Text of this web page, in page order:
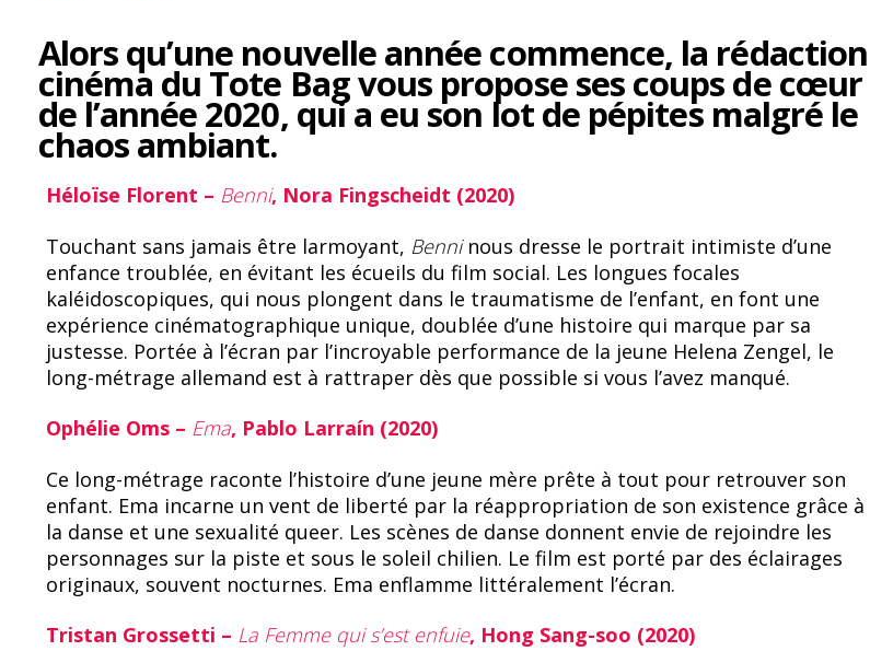
e
b
o
o
k
e
sk
y
Alors qu’une nouvelle année commence, la rédaction
cinéma du Tote Bag vous propose ses coups de cœur
de l’année 2020, qui a eu son lot de pépites malgré le
chaos ambiant.
Héloïse Florent – Benni, Nora Fingscheidt (2020)
Touchant sans jamais être larmoyant, Benninous dresse le portrait intimiste d’une
enfance troublée, en évitant les écueils du film social. Les longues focales
kaléidoscopiques, qui nous plongent dans le traumatisme de l’enfant, en font une
expérience cinématographique unique, doublée d’une histoire qui marque par sa
justesse. Portée à l’écran par l’incroyable performance de la jeune Helena Zengel, le
long-métrage allemand est à rattraper dès que possible si vous l’avez manqué.
Ophélie Oms – Ema, Pablo Larraín (2020)
Ce long-métrage raconte l’histoire d’une jeune mère prête à tout pour retrouver son
enfant. Ema incarne un vent de liberté par la réappropriation de son existence grâce à
la danse et une sexualité queer. Les scènes de danse donnent envie de rejoindre les
personnages sur la piste et sous le soleil chilien. Le film est porté par des éclairages
originaux, souvent nocturnes. Ema enflamme littéralement l’écran.
Tristan Grossetti – La Femme qui s’est enfuie, Hong Sang-soo (2020)